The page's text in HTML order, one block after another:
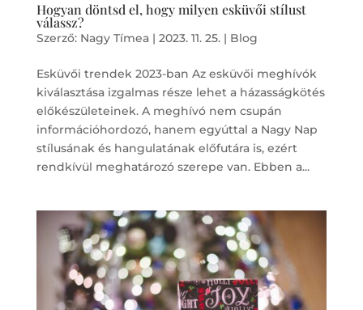
Hogyan döntsd el, hogy milyen esküvői stílust
válassz?
Szerző: Nagy Tímea| 2023. 11. 25.| Blog
Esküvői trendek 2023-ban Az esküvői meghívók
kiválasztása izgalmas része lehet a házasságkötés
előkészületeinek. A meghívó nem csupán
információhordozó, hanem egyúttal a Nagy Nap
stílusának és hangulatának előfutára is, ezért
rendkívül meghatározó szerepe van. Ebben a...